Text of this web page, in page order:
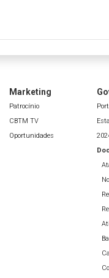
Marketing
Patrocínio
CBTM TV
Oportunidades